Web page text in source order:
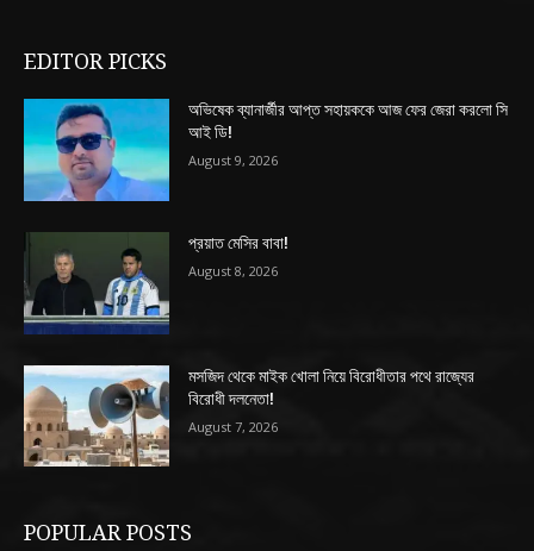
EDITOR PICKS
অভিষেক ব্যানার্জীর আপ্ত সহায়ককে আজ ফের জেরা করলো সি
আই ডি!
August 9, 2026
প্রয়াত মেসির বাবা!
August 8, 2026
মসজিদ থেকে মাইক খোলা নিয়ে বিরোধীতার পথে রাজ্যের
বিরোধী দলনেতা!
August 7, 2026
POPULAR POSTS